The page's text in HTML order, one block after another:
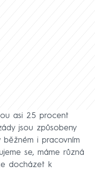
asi 25 procent
jsou způsobeny
běžném i pracovním
se, máme různá
docházet k